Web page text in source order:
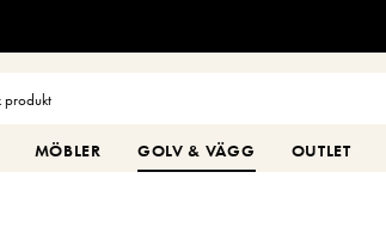
MÖBLER GOLV & VÄGG OUTLET